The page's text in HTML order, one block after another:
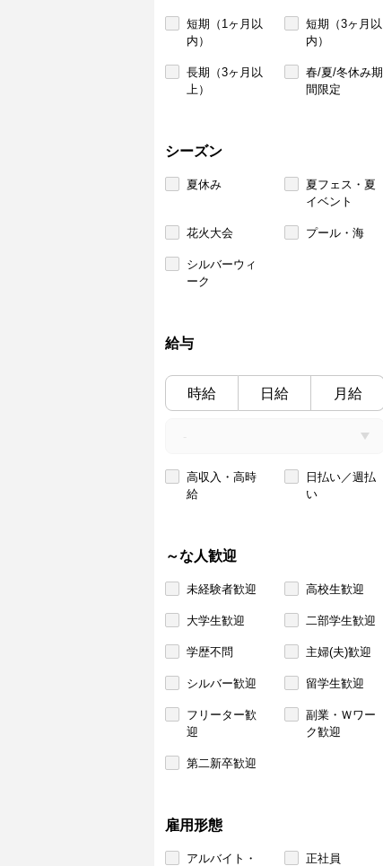
短期（1ヶ月以
内）
短期（3ヶ月以
内）
長期（3ヶ月以
上）
春/夏/冬休み期
間限定
シーズン
夏休み
夏フェス・夏
イベント
花火大会 プール・海
シルバーウィ
ーク
給与
時給 日給 月給
高収入・高時
給
日払い／週払
い
～な人歓迎
未経験者歓迎 高校生歓迎
大学生歓迎 二部学生歓迎
学歴不問 主婦(夫)歓迎
シルバー歓迎 留学生歓迎
フリーター歓
迎
副業・Ｗワー
ク歓迎
第二新卒歓迎
雇用形態
アルバイト・
正社員